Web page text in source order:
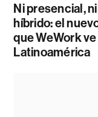
Ni presencial,
híbrido: el
que WeWork
Latinoamérica